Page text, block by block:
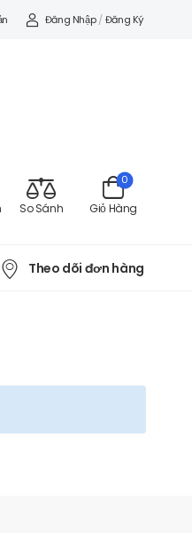
Đăng Nhập / Đăng Ký
So Sánh Giỏ Hàng
0
Theo dõi đơn hàng